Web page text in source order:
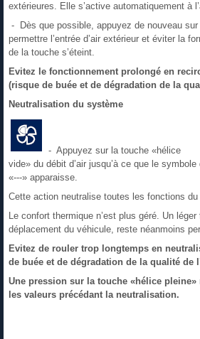
extérieures. Elle s’active automatiquement à
- Dès que possible, appuyez de nouveau
permettre l’entrée d’air extérieur et éviter la
de la touche s’éteint.
Evitez le fonctionnement prolongé en
(risque de buée et de dégradation de la
Neutralisation du système
- Appuyez sur la touche «hélice
vide» du débit d’air jusqu’à ce que le
«---» apparaisse.
Cette action neutralise toutes les fonctions du
Le confort thermique n’est plus géré. Un léger
déplacement du véhicule, reste néanmoins
Evitez de rouler trop longtemps en
de buée et de dégradation de la qualité de
Une pression sur la touche «hélice pleine»
les valeurs précédant la neutralisation.